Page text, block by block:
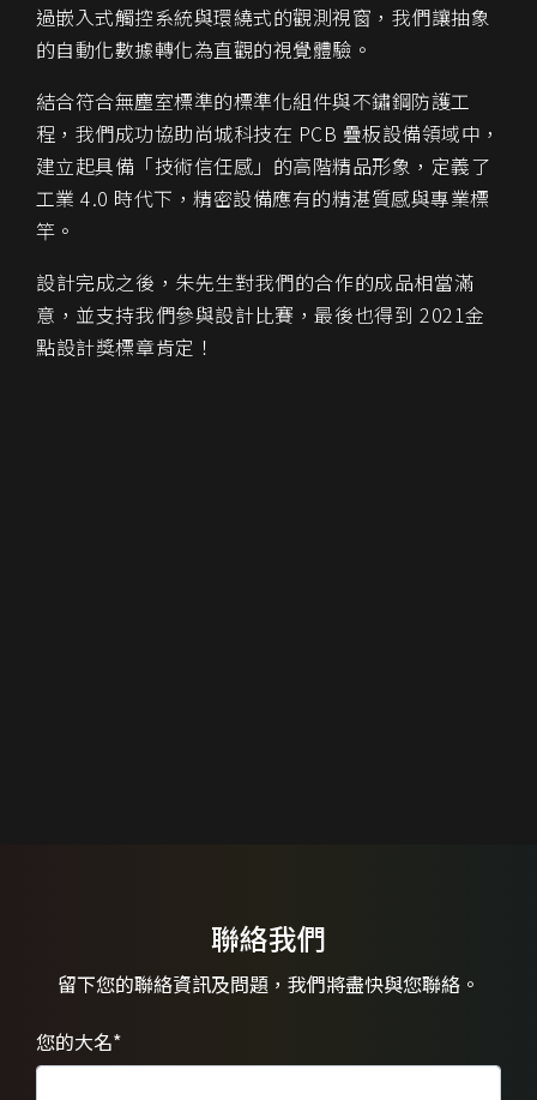
過嵌入式觸控系統與環繞式的觀測視窗，我們讓抽象
的自動化數據轉化為直觀的視覺體驗。
結合符合無塵室標準的標準化組件與不鏽鋼防護工
程，我們成功協助尚城科技在 PCB 疊板設備領域中，
建立起具備「技術信任感」的高階精品形象，定義了
工業 4.0 時代下，精密設備應有的精湛質感與專業標
竿。
設計完成之後，朱先生對我們的合作的成品相當滿
意，並支持我們參與設計比賽，最後也得到 2021金
點設計獎標章肯定！
聯絡我們
留下您的聯絡資訊及問題， 我們將盡快與您聯絡。
您的大名*